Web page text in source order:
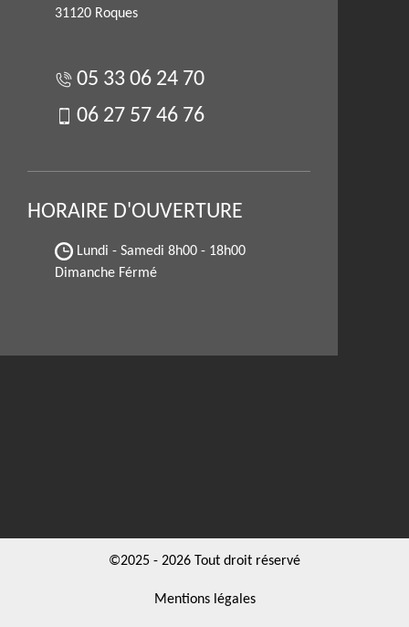
31120 Roques
05 33 06 24 70
06 27 57 46 76
HORAIRE D'OUVERTURE
Lundi - Samedi 8h00 - 18h00
Dimanche Férmé
©2025 - 2026 Tout droit réservé
Mentions légales